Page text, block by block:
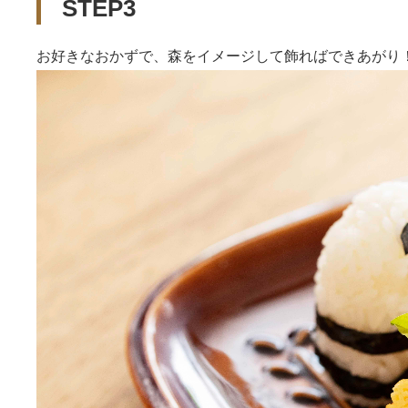
STEP3
お好きなおかずで、森をイメージして飾ればできあがり